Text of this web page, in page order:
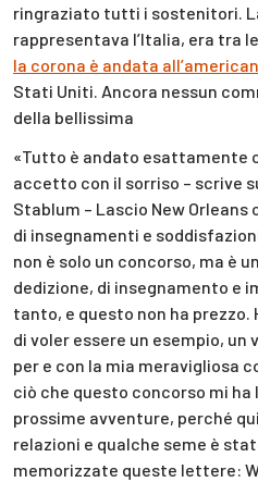
ringraziato tutti i sostenitori.
rappresentava l’Italia, era tra
la corona è andata
Stati Uniti. Ancora nessun
della bellissima
«Tutto è andato esattamente
accetto con il sorriso – scrive
Stablum – Lascio New
di insegnamenti e
non è solo un concorso, ma è
dedizione, di insegnamento e
tanto, e questo non ha prezzo.
di voler essere un esempio,
per e con la mia meravigliosa
ciò che questo concorso mi
prossime avventure, perché
relazioni e qualche seme è
memorizzate queste lettere: